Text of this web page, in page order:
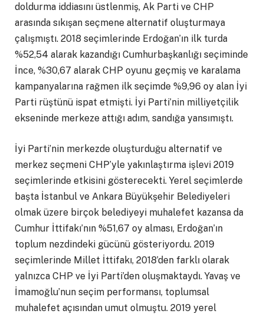
doldurma iddiasını üstlenmiş, Ak Parti ve CHP
arasında sıkışan seçmene alternatif oluşturmaya
çalışmıştı. 2018 seçimlerinde Erdoğan’ın ilk turda
%52,54 alarak kazandığı Cumhurbaşkanlığı seçiminde
İnce, %30,67 alarak CHP oyunu geçmiş ve karalama
kampanyalarına rağmen ilk seçimde %9,96 oy alan İyi
Parti rüştünü ispat etmişti. İyi Parti’nin milliyetçilik
ekseninde merkeze attığı adım, sandığa yansımıştı.
İyi Parti’nin merkezde oluşturduğu alternatif ve
merkez seçmeni CHP’yle yakınlaştırma işlevi 2019
seçimlerinde etkisini gösterecekti. Yerel seçimlerde
başta İstanbul ve Ankara Büyükşehir Belediyeleri
olmak üzere birçok belediyeyi muhalefet kazansa da
Cumhur İttifakı’nın %51,67 oy alması, Erdoğan’ın
toplum nezdindeki gücünü gösteriyordu. 2019
seçimlerinde Millet İttifakı, 2018’den farklı olarak
yalnızca CHP ve İyi Parti’den oluşmaktaydı. Yavaş ve
İmamoğlu’nun seçim performansı, toplumsal
muhalefet açısından umut olmuştu. 2019 yerel